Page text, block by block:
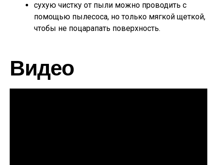
сухую чистку от пыли можно проводить с
помощью пылесоса, но только мягкой щеткой,
чтобы не поцарапать поверхность.
Видео